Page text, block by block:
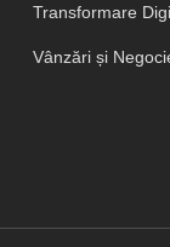
Transformare
Vânzări și